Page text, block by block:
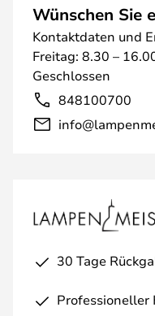
Wünschen Sie
Kontaktdaten und
Freitag: 8.30 –
Geschlossen
848100700
30 Tage
Professioneller